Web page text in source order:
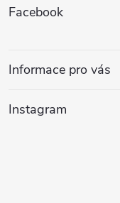
p
a
Facebook
Informace pro vás
Instagram